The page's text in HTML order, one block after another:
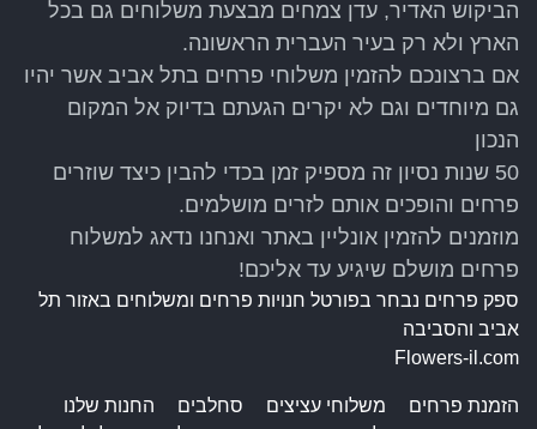
הביקוש האדיר, עדן צמחים מבצעת משלוחים גם בכל
הארץ ולא רק בעיר העברית הראשונה.
אם ברצונכם להזמין משלוחי פרחים בתל אביב אשר יהיו
גם מיוחדים וגם לא יקרים הגעתם בדיוק אל המקום
הנכון
50 שנות נסיון זה מספיק זמן בכדי להבין כיצד שוזרים
פרחים והופכים אותם לזרים מושלמים.
מוזמנים להזמין אונליין באתר ואנחנו נדאג למשלוח
פרחים מושלם שיגיע עד אליכם!
ספק פרחים נבחר בפורטל חנויות פרחים ומשלוחים באזור תל
אביב והסביבה
Flowers-il.com
הזמנת פרחים משלוחי עציצים סחלבים
החנות שלנו